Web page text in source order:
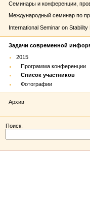
Семинары и конференции,
Международный семинар по
International Seminar on
Задачи современной
2015
Программа конференции
Список участников
Фотографии
Архив
Поиск: